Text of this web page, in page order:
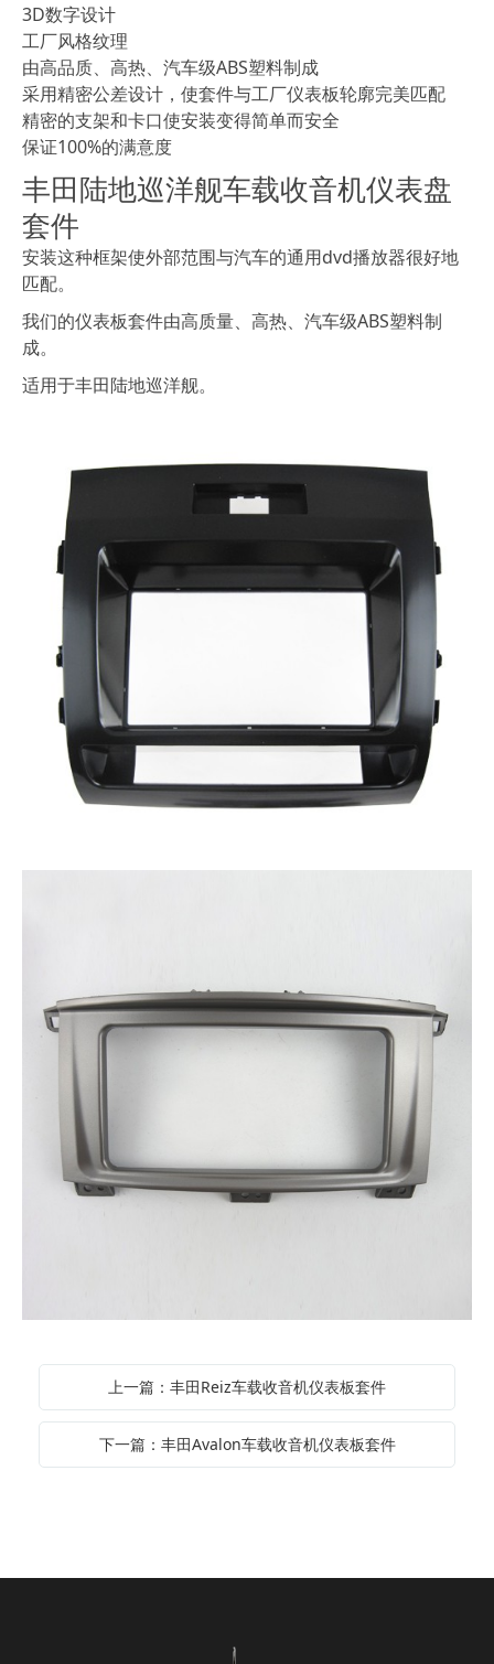
3D数字设计
工厂风格纹理
由高品质、高热、汽车级ABS塑料制成
采用精密公差设计，使套件与工厂仪表板轮廓完美匹配
精密的支架和卡口使安装变得简单而安全
保证100%的满意度
丰田陆地巡洋舰车载收音机仪表盘
套件
安装这种框架使外部范围与汽车的通用dvd播放器很好地
匹配。
我们的仪表板套件由高质量、高热、汽车级ABS塑料制
成。
适用于丰田陆地巡洋舰。
上一篇：丰田Reiz车载收音机仪表板套件
下一篇：丰田Avalon车载收音机仪表板套件